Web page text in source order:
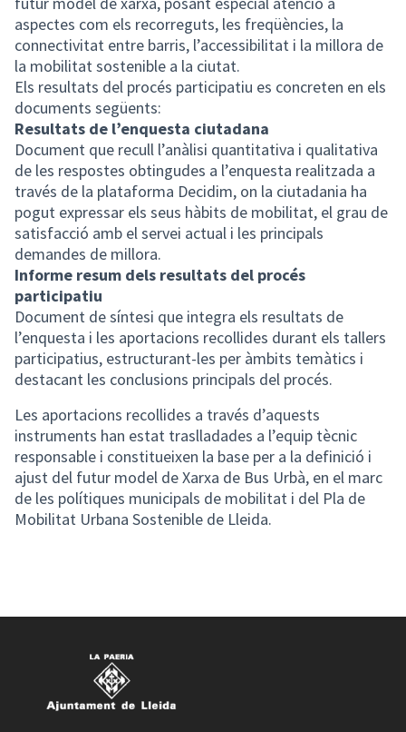
aspectes com els recorreguts, les freqüències, la
connectivitat entre barris, l’accessibilitat i la millora de
la mobilitat sostenible a la ciutat.
Els resultats del procés participatiu es concreten en els
documents següents:
Resultats de l’enquesta ciutadana
Document que recull l’anàlisi quantitativa i qualitativa
de les respostes obtingudes a l’enquesta realitzada a
través de la plataforma Decidim, on la ciutadania ha
pogut expressar els seus hàbits de mobilitat, el grau de
satisfacció amb el servei actual i les principals
demandes de millora.
Informe resum dels resultats del procés
participatiu
Document de síntesi que integra els resultats de
l’enquesta i les aportacions recollides durant els tallers
participatius, estructurant-les per àmbits temàtics i
destacant les conclusions principals del procés.
Les aportacions recollides a través d’aquests
instruments han estat traslladades a l’equip tècnic
responsable i constitueixen la base per a la definició i
ajust del futur model de Xarxa de Bus Urbà, en el marc
de les polítiques municipals de mobilitat i del Pla de
Mobilitat Urbana Sostenible de Lleida.